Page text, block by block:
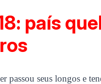
país
passou seus longos e